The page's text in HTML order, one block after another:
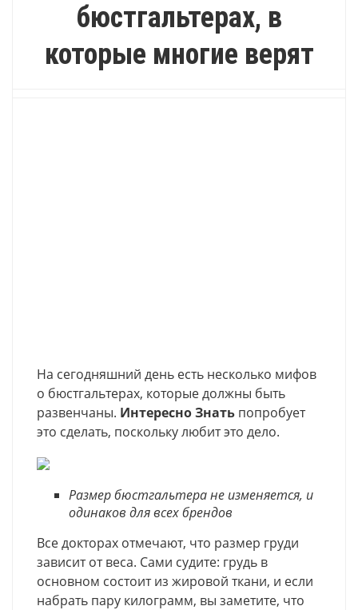
бюстгальтерах, в
которые многие верят
На сегодняшний день есть несколько мифов
о бюстгальтерах, которые должны быть
развенчаны. Интересно Знать попробует
это сделать, поскольку любит это дело.
Размер бюстгальтера не изменяется, и
одинаков для всех брендов
Все докторах отмечают, что размер груди
зависит от веса. Сами судите: грудь в
основном состоит из жировой ткани, и если
набрать пару килограмм, вы заметите, что